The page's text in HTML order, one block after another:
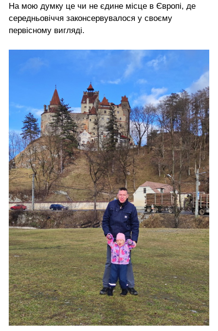
На мою думку це чи не єдине місце в Європі, де
середньовіччя законсервувалося у своєму
первісному вигляді.